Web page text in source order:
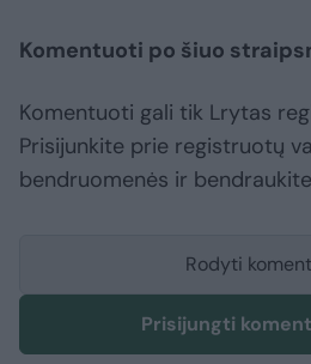
Komentuoti po šiuo
Komentuoti gali tik Lrytas
Prisijunkite prie registruotų
bendruomenės ir
Rodyti
Prisijungti